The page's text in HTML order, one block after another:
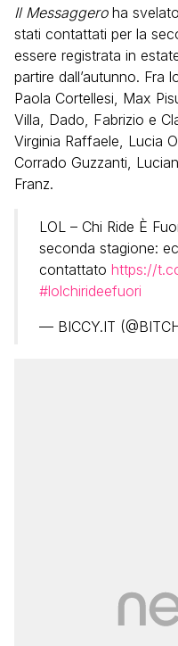
Il Messaggeroha
stati contattati per la
essere registrata in
partire dall’autunno. Fra
Paola Cortellesi, Max
Villa, Dado, Fabrizio e
Virginia Raffaele, Lucia
Corrado Guzzanti,
Franz.
LOL – Chi Ride È
seconda stagione:
contattato https://
#lolchirideefuori
— BICCY.IT